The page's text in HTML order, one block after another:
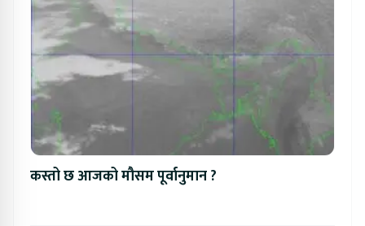
कस्तो छ आजको मौसम पूर्वानुमान ?